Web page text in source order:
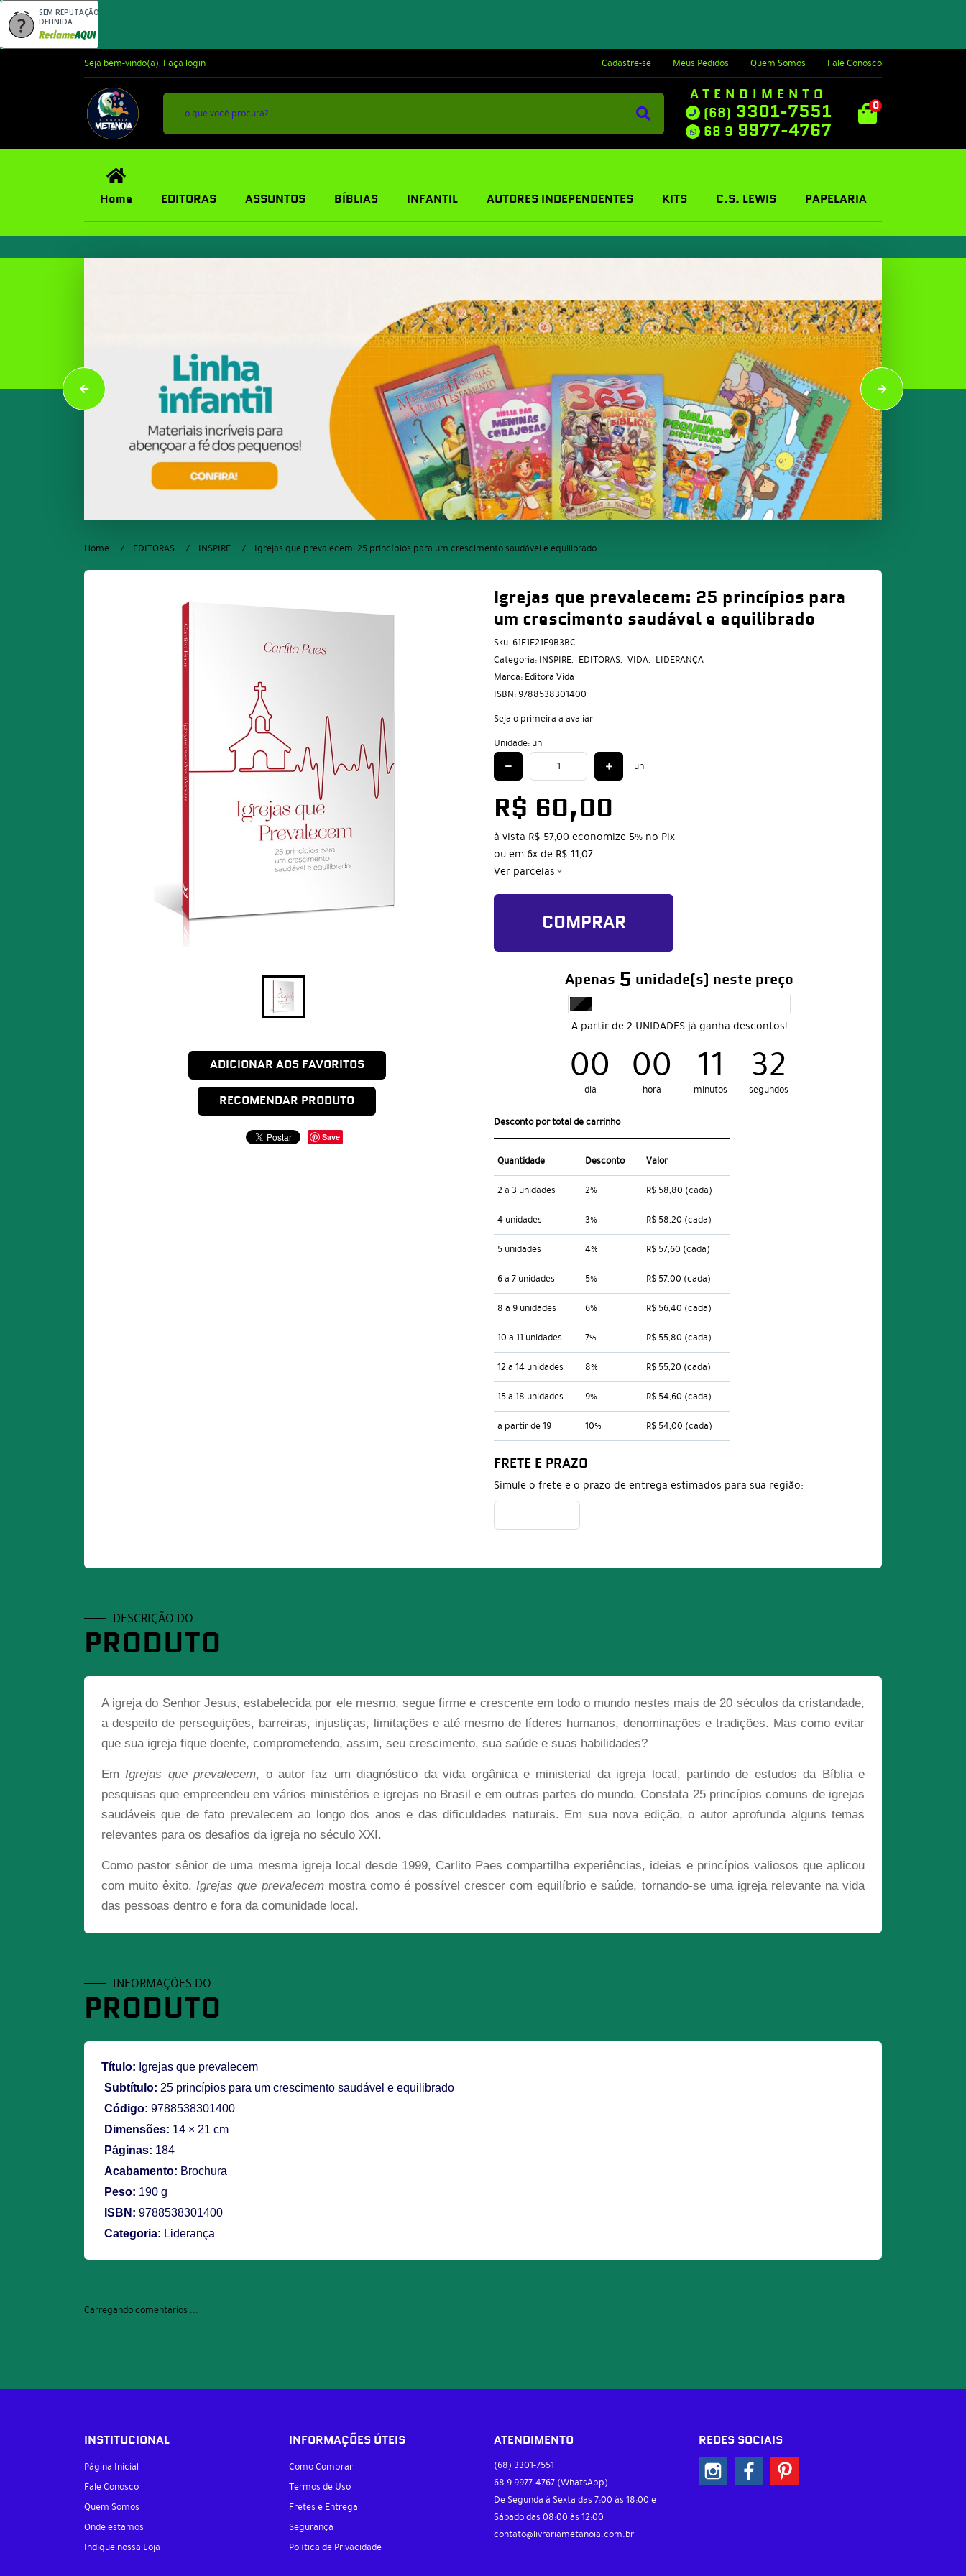
SEM REPUTAÇÃO
DEFINIDA
Seja bem-vindo(a), Faça login Cadastre-se Meus Pedidos Quem Somos Fale Conosco
ATENDIMENTO
(68) 3301-7551
68 9 9977-4767
0
Home EDITORAS ASSUNTOS BÍBLIAS INFANTIL AUTORES INDEPENDENTES KITS C.S. LEWIS PAPELARIA
Home EDITORAS INSPIRE Igrejas que prevalecem: 25 princípios para um crescimento saudável e equilibrado
ADICIONAR AOS FAVORITOS
RECOMENDAR PRODUTO
Save
Igrejas que prevalecem: 25 princípios para
um crescimento saudável e equilibrado
Sku: 61E1E21E9B3BC
Categoria: INSPIRE EDITORAS VIDA LIDERANÇA
Marca: Editora Vida
ISBN: 9788538301400
Seja o primeira a avaliar!
Unidade: un
un
R$ 60,00
à vista R$ 57,00 economize 5% no Pix
ou em 6xde R$ 11,07
Ver parcelas
COMPRAR
Apenas 5 unidade(s) neste preço
A partir de 2 UNIDADES já ganha descontos!
00
dia 00
hora 11
minutos 31
segundos
Desconto por total de carrinho
Quantidade Desconto Valor
2 a 3 unidades 2% R$ 58,80 (cada)
4 unidades 3% R$ 58,20 (cada)
5 unidades 4% R$ 57,60 (cada)
6 a 7 unidades 5% R$ 57,00 (cada)
8 a 9 unidades 6% R$ 56,40 (cada)
10 a 11 unidades 7% R$ 55,80 (cada)
12 a 14 unidades 8% R$ 55,20 (cada)
15 a 18 unidades 9% R$ 54,60 (cada)
a partir de 19 10% R$ 54,00 (cada)
FRETE E PRAZO
Simule o frete e o prazo de entrega estimados para sua região:
DESCRIÇÃO DO
PRODUTO
A igreja do Senhor Jesus, estabelecida por ele mesmo, segue firme e crescente em todo o mundo nestes mais de 20 séculos da cristandade,
a despeito de perseguições, barreiras, injustiças, limitações e até mesmo de líderes humanos, denominações e tradições. Mas como evitar
que sua igreja fique doente, comprometendo, assim, seu crescimento, sua saúde e suas habilidades?
EmIgrejas que prevalecem, o autor faz um diagnóstico da vida orgânica e ministerial da igreja local, partindo de estudos da Bíblia e
pesquisas que empreendeu em vários ministérios e igrejas no Brasil e em outras partes do mundo. Constata 25 princípios comuns de igrejas
saudáveis que de fato prevalecem ao longo dos anos e das dificuldades naturais. Em sua nova edição, o autor aprofunda alguns temas
relevantes para os desafios da igreja no século XXI.
Como pastor sênior de uma mesma igreja local desde 1999, Carlito Paes compartilha experiências, ideias e princípios valiosos que aplicou
com muito êxito.Igrejas que prevalecemmostra como é possível crescer com equilíbrio e saúde, tornando-se uma igreja relevante na vida
das pessoas dentro e fora da comunidade local.
INFORMAÇÕES DO
PRODUTO
Título: Igrejas que prevalecem
Subtítulo: 25 princípios para um crescimento saudável e equilibrado
Código: 9788538301400
Dimensões: 14 × 21 cm
Páginas: 184
Acabamento: Brochura
Peso: 190 g
ISBN: 9788538301400
Categoria: Liderança
Carregando comentários ...
INSTITUCIONAL
Página Inicial
Fale Conosco
Quem Somos
Onde estamos
Indique nossa Loja
INFORMAÇÕES ÚTEIS
Como Comprar
Termos de Uso
Fretes e Entrega
Segurança
Política de Privacidade
ATENDIMENTO
(68) 3301-7551
68 9 9977-4767 (WhatsApp)
De Segunda à Sexta das 7:00 às 18:00 e
Sábado das 08:00 às 12:00
contato@livrariametanoia.com.br
REDES SOCIAIS